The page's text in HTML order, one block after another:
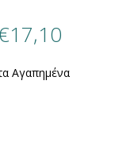
17,10τρέχουσα
είναι:
Αγαπημένα